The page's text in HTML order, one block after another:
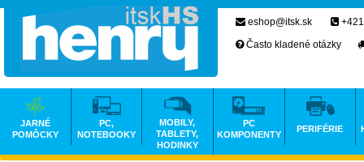
eshop@itsk.sk
Často kladené otázky
JARNÉ
POMÔCKY
PC,
NOTEBOOKY
MOBILY,
TABLETY,
HODINKY
PC
KOMPONENTY
PERIFÉRIE